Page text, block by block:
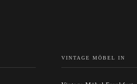
VINTAGE MÖBEL IN